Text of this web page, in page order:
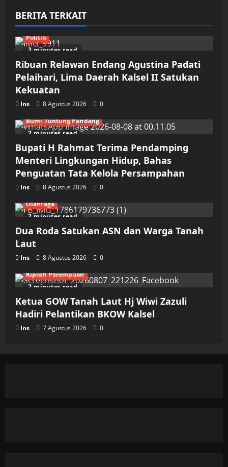
BERITA TERKAIT
3 minutes read
Politik
Ribuan Relawan Endang Agustina Padati
Pelaihari, Lima Daerah Kalsel II Satukan
Kekuatan
Ins 8 Agustus 2026 0
2 minutes read
Bumi Tuntung Pandang
Bupati H Rahmat Terima Pendamping
Menteri Lingkungan Hidup, Bahas
Penguatan Tata Kelola Persampahan
Ins 8 Agustus 2026 0
2 minutes read
Olahraga
Dua Roda Satukan ASN dan Warga Tanah
Laut
Ins 8 Agustus 2026 0
2 minutes read
Kiprah Perempuan
Ketua GOW Tanah Laut Hj Wiwi Zazuli
Hadiri Pelantikan BKOW Kalsel
Ins 7 Agustus 2026 0